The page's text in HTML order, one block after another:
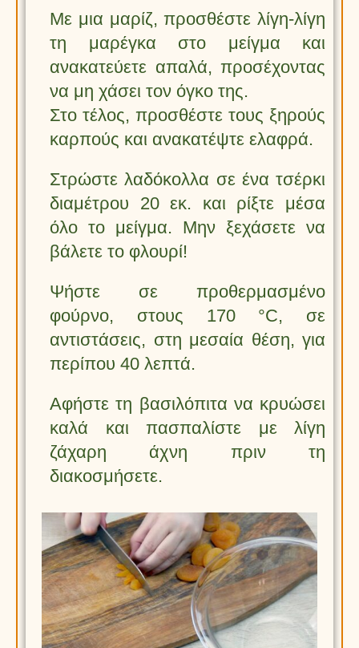
Με μια μαρίζ, προσθέστε λίγη-λίγη
τη μαρέγκα στο μείγμα και
ανακατεύετε απαλά, προσέχοντας
να μη χάσει τον όγκο της.
Στο τέλος, προσθέστε τους ξηρούς
καρπούς και ανακατέψτε ελαφρά.
Στρώστε λαδόκολλα σε ένα τσέρκι
διαμέτρου 20 εκ. και ρίξτε μέσα
όλο το μείγμα. Μην ξεχάσετε να
βάλετε το φλουρί!
Ψήστε σε προθερμασμένο
φούρνο, στους 170 °C, σε
αντιστάσεις, στη μεσαία θέση, για
περίπου 40 λεπτά.
Αφήστε τη βασιλόπιτα να κρυώσει
καλά και πασπαλίστε με λίγη
ζάχαρη άχνη πριν τη
διακοσμήσετε.